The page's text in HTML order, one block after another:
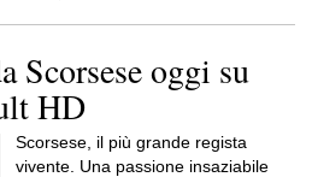
Scorsese oggi su
HD
Scorsese, il più grande regista
vivente. Una passione insaziabile